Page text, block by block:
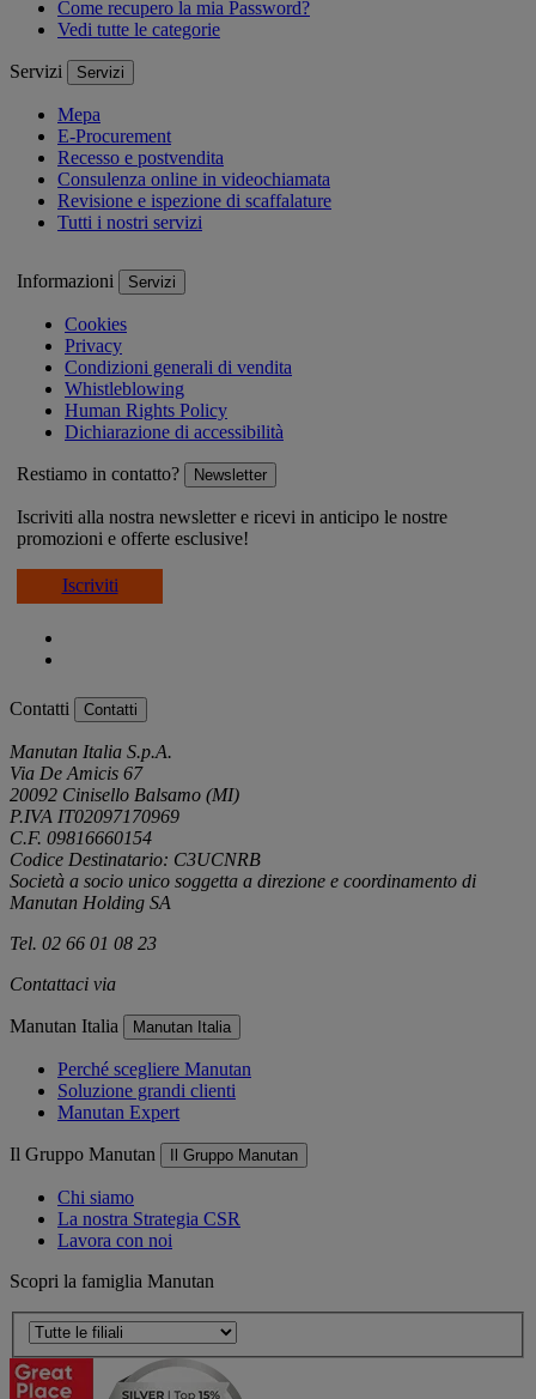
Come recupero la mia Password?
Vedi tutte le categorie
Servizi Servizi
Mepa
E-Procurement
Recesso e postvendita
Consulenza online in videochiamata
Revisione e ispezione di scaffalature
Tutti i nostri servizi
Informazioni Servizi
Cookies
Privacy
Condizioni generali di vendita
Whistleblowing
Human Rights Policy
Dichiarazione di accessibilità
Restiamo in contatto? Newsletter
Iscriviti alla nostra newsletter e ricevi in anticipo le nostre
promozioni e offerte esclusive!
Iscriviti
Contatti Contatti
Manutan Italia S.p.A.
Via De Amicis 67
20092 Cinisello Balsamo (MI)
P.IVA IT02097170969
C.F. 09816660154
Codice Destinatario: C3UCNRB
Società a socio unico soggetta a direzione e coordinamento di
Manutan Holding SA
Tel. 02 66 01 08 23
Contattaci via
Manutan Italia Manutan Italia
Perché scegliere Manutan
Soluzione grandi clienti
Manutan Expert
Il Gruppo Manutan Il Gruppo Manutan
Chi siamo
La nostra Strategia CSR
Lavora con noi
Scopri la famiglia Manutan